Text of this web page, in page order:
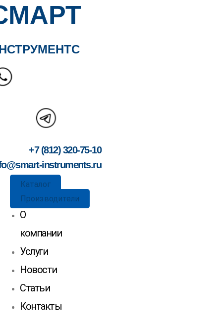
+7 (812) 320-75-10
instruments.ru
Каталог
Производители
О
компании
Услуги
Новости
Статьи
Контакты